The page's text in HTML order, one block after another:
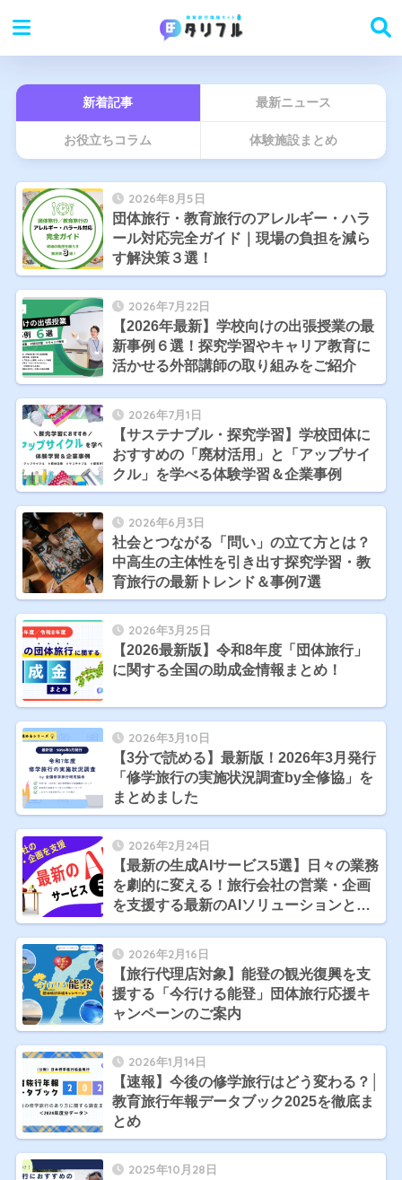
新着記事 最新ニュース
お役立ちコラム 体験施設まとめ
2026年8月5日
団体旅行・教育旅行のアレルギー・ハラ
ール対応完全ガイド｜現場の負担を減ら
す解決策３選！
2026年7月22日
【2026年最新】学校向けの出張授業の最
新事例６選！探究学習やキャリア教育に
活かせる外部講師の取り組みをご紹介
2026年7月1日
【サステナブル・探究学習】学校団体に
おすすめの「廃材活用」と「アップサイ
クル」を学べる体験学習＆企業事例
2026年6月3日
社会とつながる「問い」の立て方とは？
中高生の主体性を引き出す探究学習・教
育旅行の最新トレンド＆事例7選
2026年3月25日
【2026最新版】令和8年度「団体旅行」
に関する全国の助成金情報まとめ！
2026年3月10日
【3分で読める】最新版！2026年3月発行
「修学旅行の実施状況調査by全修協」を
まとめました
2026年2月24日
【最新の生成AIサービス5選】日々の業務
を劇的に変える！旅行会社の営業・企画
を支援する最新のAIソリューションと
は？
2026年2月16日
【旅行代理店対象】能登の観光復興を支
援する「今行ける能登」団体旅行応援キ
ャンペーンのご案内
2026年1月14日
【速報】今後の修学旅行はどう変わる？│
教育旅行年報データブック2025を徹底ま
とめ
2025年10月28日